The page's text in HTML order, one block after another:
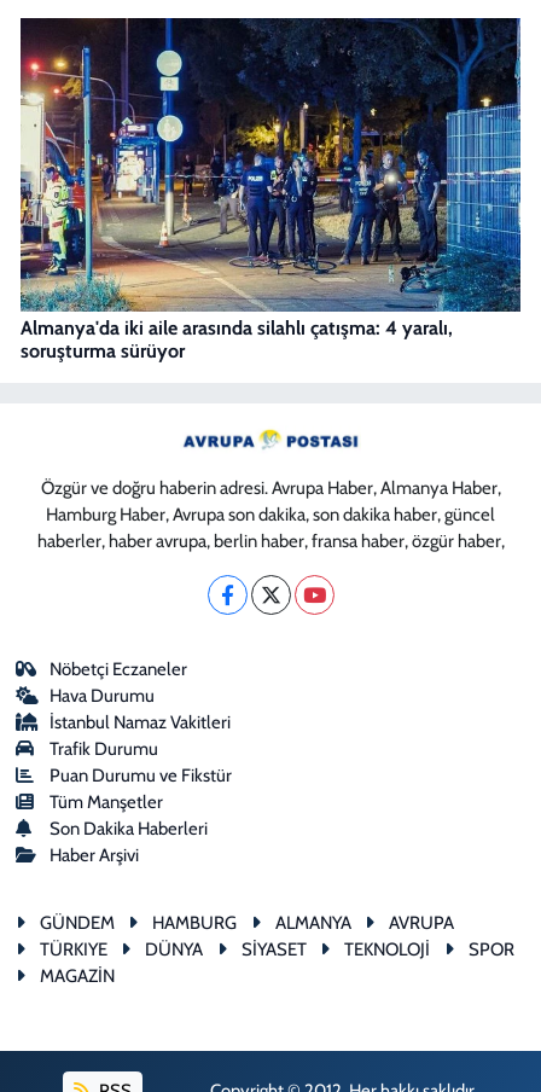
Almanya'da iki aile arasında silahlı çatışma: 4 yaralı,
soruşturma sürüyor
Özgür ve doğru haberin adresi. Avrupa Haber, Almanya Haber,
Hamburg Haber, Avrupa son dakika, son dakika haber, güncel
haberler, haber avrupa, berlin haber, fransa haber, özgür haber,
Nöbetçi Eczaneler
Hava Durumu
İstanbul Namaz Vakitleri
Trafik Durumu
Puan Durumu ve Fikstür
Tüm Manşetler
Son Dakika Haberleri
Haber Arşivi
GÜNDEM HAMBURG ALMANYA
AVRUPA
TÜRKIYE
DÜNYA SİYASET TEKNOLOJİ
SPOR
MAGAZİN